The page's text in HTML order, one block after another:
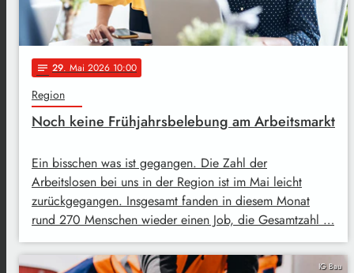
notes 29. Mai 2026 10:00
Region
Noch keine Frühjahrsbelebung am Arbeitsmarkt
Ein bisschen was ist gegangen. Die Zahl der
Arbeitslosen bei uns in der Region ist im Mai leicht
zurückgegangen. Insgesamt fanden in diesem Monat
rund 270 Menschen wieder einen Job, die Gesamtzahl …
IG Bau